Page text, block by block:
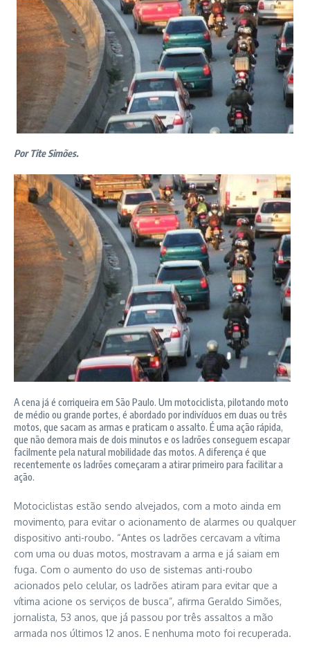
Por Tite Simões.
A cena já é corriqueira em São Paulo. Um motociclista, pilotando moto
de médio ou grande portes, é abordado por indivíduos em duas ou três
motos, que sacam as armas e praticam o assalto. É uma ação rápida,
que não demora mais de dois minutos e os ladrões conseguem escapar
facilmente pela natural mobilidade das motos. A diferença é que
recentemente os ladrões começaram a atirar primeiro para facilitar a
ação.
Motociclistas estão sendo alvejados, com a moto ainda em
movimento, para evitar o acionamento de alarmes ou qualquer
dispositivo anti-roubo. “Antes os ladrões cercavam a vítima
com uma ou duas motos, mostravam a arma e já saiam em
fuga. Com o aumento do uso de sistemas anti-roubo
acionados pelo celular, os ladrões atiram para evitar que a
vítima acione os serviços de busca”, afirma Geraldo Simões,
jornalista, 53 anos, que já passou por três assaltos a mão
armada nos últimos 12 anos. E nenhuma moto foi recuperada.